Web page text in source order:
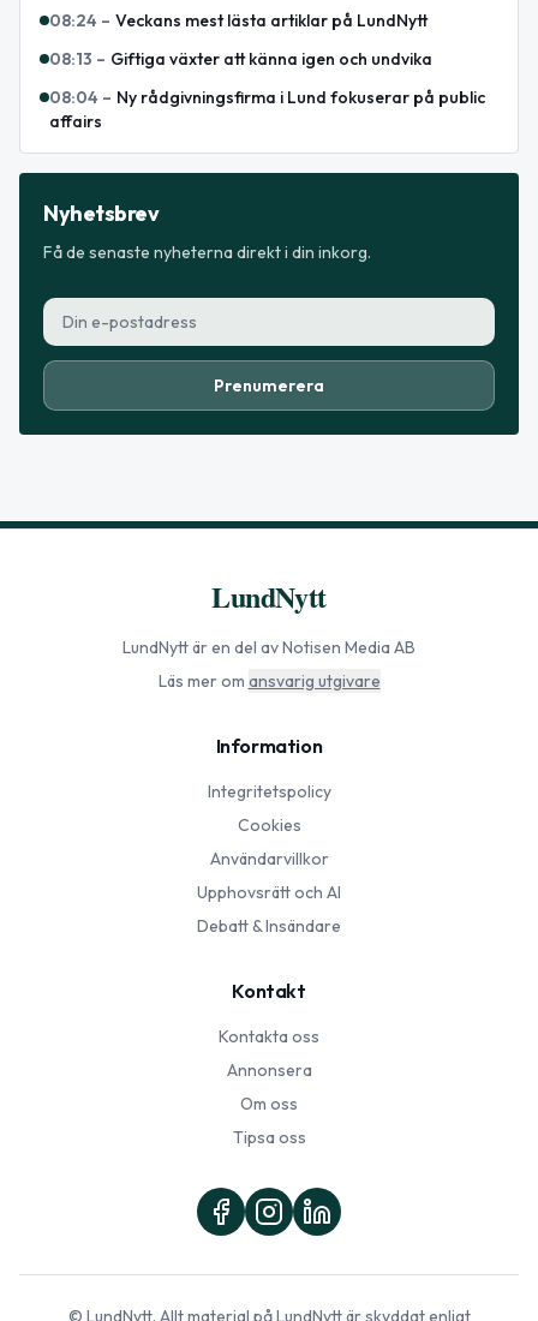
08:24 – Veckans mest lästa artiklar på LundNytt
08:13 – Giftiga växter att känna igen och undvika
08:04 – Ny rådgivningsfirma i Lund fokuserar på public
affairs
Nyhetsbrev
Få de senaste nyheterna direkt i din inkorg.
Prenumerera
LundNytt
LundNyttär en del av Notisen Media AB
Läs mer om ansvarig utgivare
Information
Integritetspolicy
Cookies
Användarvillkor
Upphovsrätt och AI
Debatt & Insändare
Kontakt
Kontakta oss
Annonsera
Om oss
Tipsa oss
© LundNytt. Allt material påLundNyttär skyddat enligt